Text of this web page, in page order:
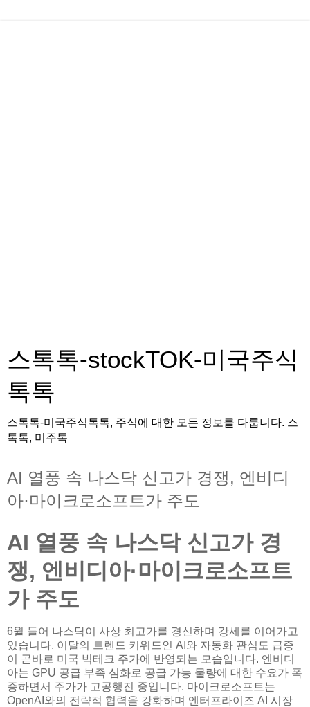
스톡톡-stockTOK-미국주식
톡톡
스톡톡-미국주식톡톡, 주식에 대한 모든 정보를 다룹니다. 스
톡톡, 미주톡
AI 열풍 속 나스닥 신고가 경쟁, 엔비디
아·마이크로소프트가 주도
AI 열풍 속 나스닥 신고가 경
쟁, 엔비디아·마이크로소프트
가 주도
6월 들어 나스닥이 사상 최고가를 경신하며 강세를 이어가고
있습니다. 이달의 트렌드 키워드인 AI와 자동화 관심도 급증
이 곧바로 미국 빅테크 주가에 반영되는 모습입니다. 엔비디
아는 GPU 공급 부족 심화로 공급 가능 물량에 대한 수요가 폭
증하면서 주가가 고공행진 중입니다. 마이크로소프트는
OpenAI와의 전략적 협력을 강화하며 엔터프라이즈 AI 시장